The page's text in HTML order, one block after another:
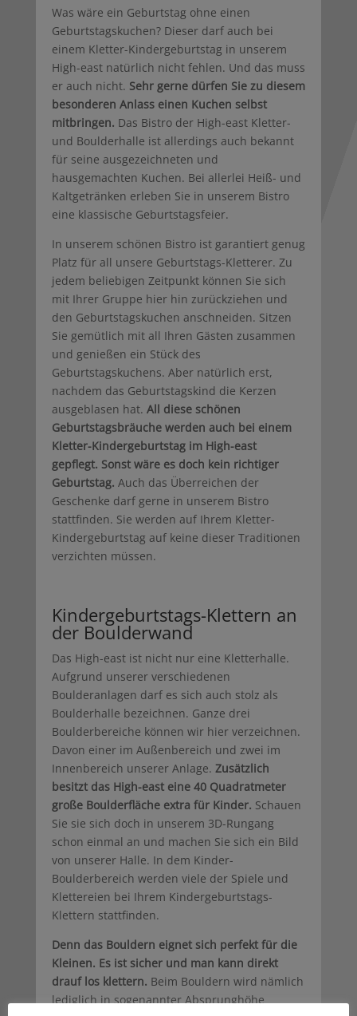
Was wäre ein Geburtstag ohne einen
Geburtstagskuchen? Dieser darf auch bei
einem Kletter-Kindergeburtstag in unserem
High-east natürlich nicht fehlen. Und das muss
er auch nicht. Sehr gerne dürfen Sie zu diesem
besonderen Anlass einen Kuchen selbst
mitbringen. Das Bistro der High-east Kletter-
und Boulderhalle ist allerdings auch bekannt
für seine ausgezeichneten und
hausgemachten Kuchen. Bei allerlei Heiß- und
Kaltgetränken erleben Sie in unserem Bistro
eine klassische Geburtstagsfeier.
In unserem schönen Bistro ist garantiert genug
Platz für all unsere Geburtstags-Kletterer. Zu
jedem beliebigen Zeitpunkt können Sie sich
mit Ihrer Gruppe hier hin zurückziehen und
den Geburtstagskuchen anschneiden. Sitzen
Sie gemütlich mit all Ihren Gästen zusammen
und genießen ein Stück des
Geburtstagskuchens. Aber natürlich erst,
nachdem das Geburtstagskind die Kerzen
ausgeblasen hat. All diese schönen
Geburtstagsbräuche werden auch bei einem
Kletter-Kindergeburtstag im High-east
gepflegt. Sonst wäre es doch kein richtiger
Geburtstag. Auch das Überreichen der
Geschenke darf gerne in unserem Bistro
stattfinden. Sie werden auf Ihrem Kletter-
Kindergeburtstag auf keine dieser Traditionen
verzichten müssen.
Kindergeburtstags-Klettern an
der Boulderwand
Das High-east ist nicht nur eine Kletterhalle.
Aufgrund unserer verschiedenen
Boulderanlagen darf es sich auch stolz als
Boulderhalle bezeichnen. Ganze drei
Boulderbereiche können wir hier verzeichnen.
Davon einer im Außenbereich und zwei im
Innenbereich unserer Anlage. Zusätzlich
besitzt das High-east eine 40 Quadratmeter
große Boulderfläche extra für Kinder. Schauen
Sie sie sich doch in unserem 3D-Rungang
schon einmal an und machen Sie sich ein Bild
von unserer Halle. In dem Kinder-
Boulderbereich werden viele der Spiele und
Klettereien bei Ihrem Kindergeburtstags-
Klettern stattfinden.
Denn das Bouldern eignet sich perfekt für die
Kleinen. Es ist sicher und man kann direkt
drauf los klettern. Beim Bouldern wird nämlich
lediglich in sogenannter Absprunghöhe